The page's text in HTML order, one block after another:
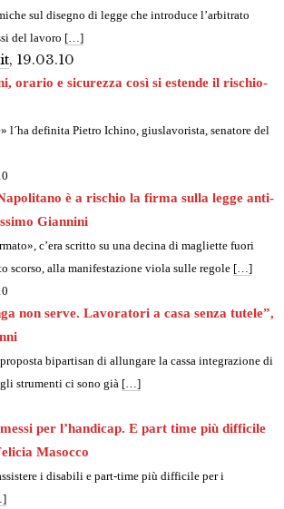
sul disegno di legge che introduce l’arbitrato
del lavoro […]
, 19.03.10
orario e sicurezza così si estende il rischio-
l´ha definita Pietro Ichino, giuslavorista, senatore del
è a rischio la firma sulla legge anti-
Giannini
c’era scritto su una decina di magliette fuori
scorso, alla manifestazione viola sulle regole […]
non serve. Lavoratori a casa senza tutele”,
bipartisan di allungare la cassa integrazione di
strumenti ci sono già […]
per l’handicap. E part time più difficile
Masocco
i disabili e part-time più difficile per i